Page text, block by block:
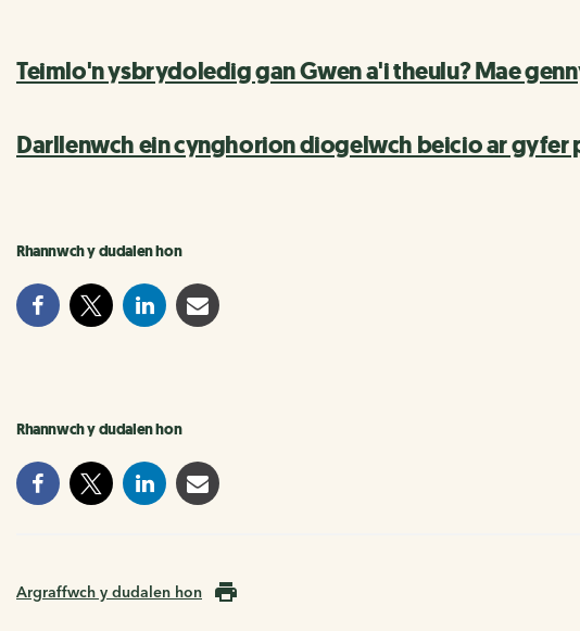
Teimlo'n ysbrydoledig gan Gwen a'i theulu? Mae
Darllenwch ein cynghorion diogelwch beicio ar gyfer
Rhannwch y dudalen hon
Rhannwch y dudalen hon
Argraffwch y dudalen hon